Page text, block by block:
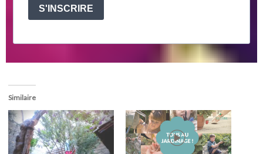
S'INSCRIRE
Similaire